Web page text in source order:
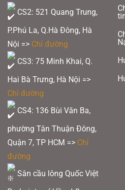
CS2: 521 Quang Trung,
P.Phú La, Q.Hà Đông, Hà
Nội => Chỉ đường
CS3: 75 Minh Khai, Q.
Hai Bà Trưng, Hà Nội =>
Chỉ đường
CS4: 136 Bùi Văn Ba,
phường Tân Thuận Đông,
Quận 7, TP HCM => Chỉ
đường
Sân cầu lông Quốc Việt